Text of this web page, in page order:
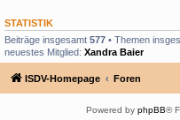
STATISTIK
Beiträge insgesamt 577 • Themen
neuestes Mitglied: Xandra Baier
ISDV-Homepage Foren
Powered by phpBB®